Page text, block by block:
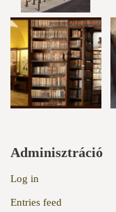
Adminisztráció
Log in
Entries feed